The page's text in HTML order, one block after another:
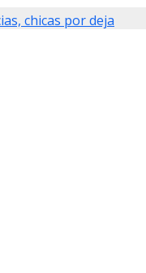
chicas por deja